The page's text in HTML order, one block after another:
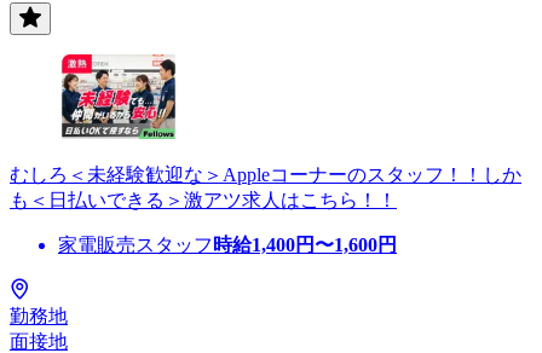
むしろ＜未経験歓迎な＞Appleコーナーのスタッフ！！しか
も＜日払いできる＞激アツ求人はこちら！！
家電販売スタッフ 時給1,400円〜1,600円
勤務地
面接地